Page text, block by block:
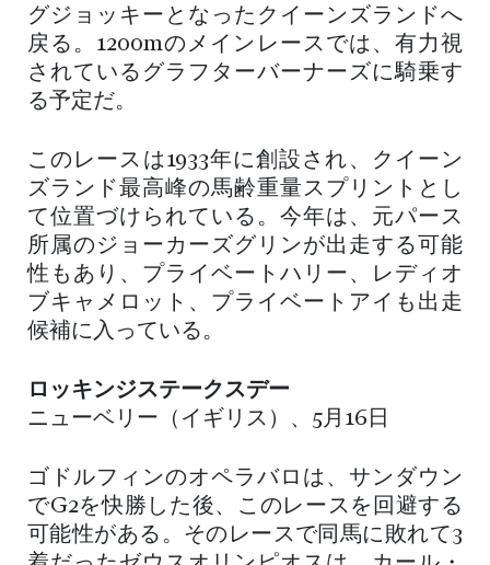
グジョッキーとなったクイーンズランドへ
戻る。1200mのメインレースでは、有力視
されているグラフターバーナーズに騎乗す
る予定だ。
このレースは1933年に創設され、クイーン
ズランド最高峰の馬齢重量スプリントとし
て位置づけられている。今年は、元パース
所属のジョーカーズグリンが出走する可能
性もあり、プライベートハリー、レディオ
ブキャメロット、プライベートアイも出走
候補に入っている。
ロッキンジステークスデー
ニューベリー（イギリス）、5月16日
ゴドルフィンのオペラバロは、サンダウン
でG2を快勝した後、このレースを回避する
可能性がある。そのレースで同馬に敗れて3